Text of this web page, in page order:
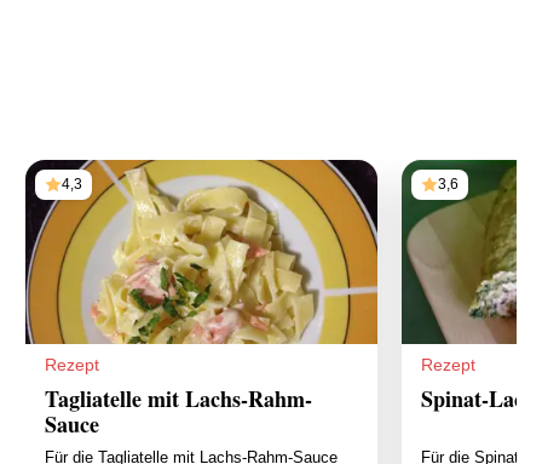
4,3
Rezept
Tagliatelle mit Lachs-Rahm-
Sauce
Für die Tagliatelle mit Lachs-Rahm-Sauce
3,6
Rezept
Spinat-
Für die Spinat-